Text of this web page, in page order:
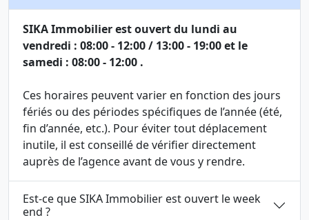
SIKA Immobilier est ouvert du lundi au
vendredi : 08:00 - 12:00 / 13:00 - 19:00 et le
samedi : 08:00 - 12:00 .
Ces horaires peuvent varier en fonction des jours
fériés ou des périodes spécifiques de l’année (été,
fin d’année, etc.). Pour éviter tout déplacement
inutile, il est conseillé de vérifier directement
auprès de l’agence avant de vous y rendre.
Est-ce que SIKA Immobilier est ouvert le week
end ?